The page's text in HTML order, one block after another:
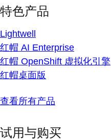
特色产品
Lightwell
红帽 AI Enterprise
红帽 OpenShift 虚拟化引擎
红帽桌面版
查看所有产品
试用与购买